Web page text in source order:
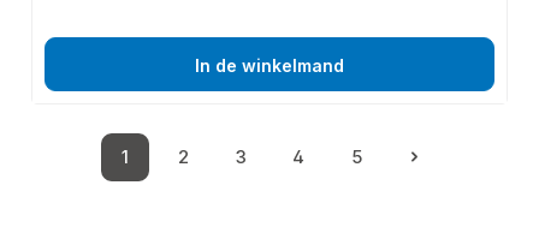
In de winkelmand
Pagina
1
Pagina
2
Pagina
3
Pagina
4
Pagina
5